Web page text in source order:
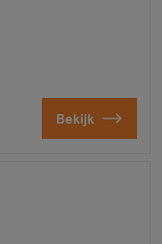
Bekijk